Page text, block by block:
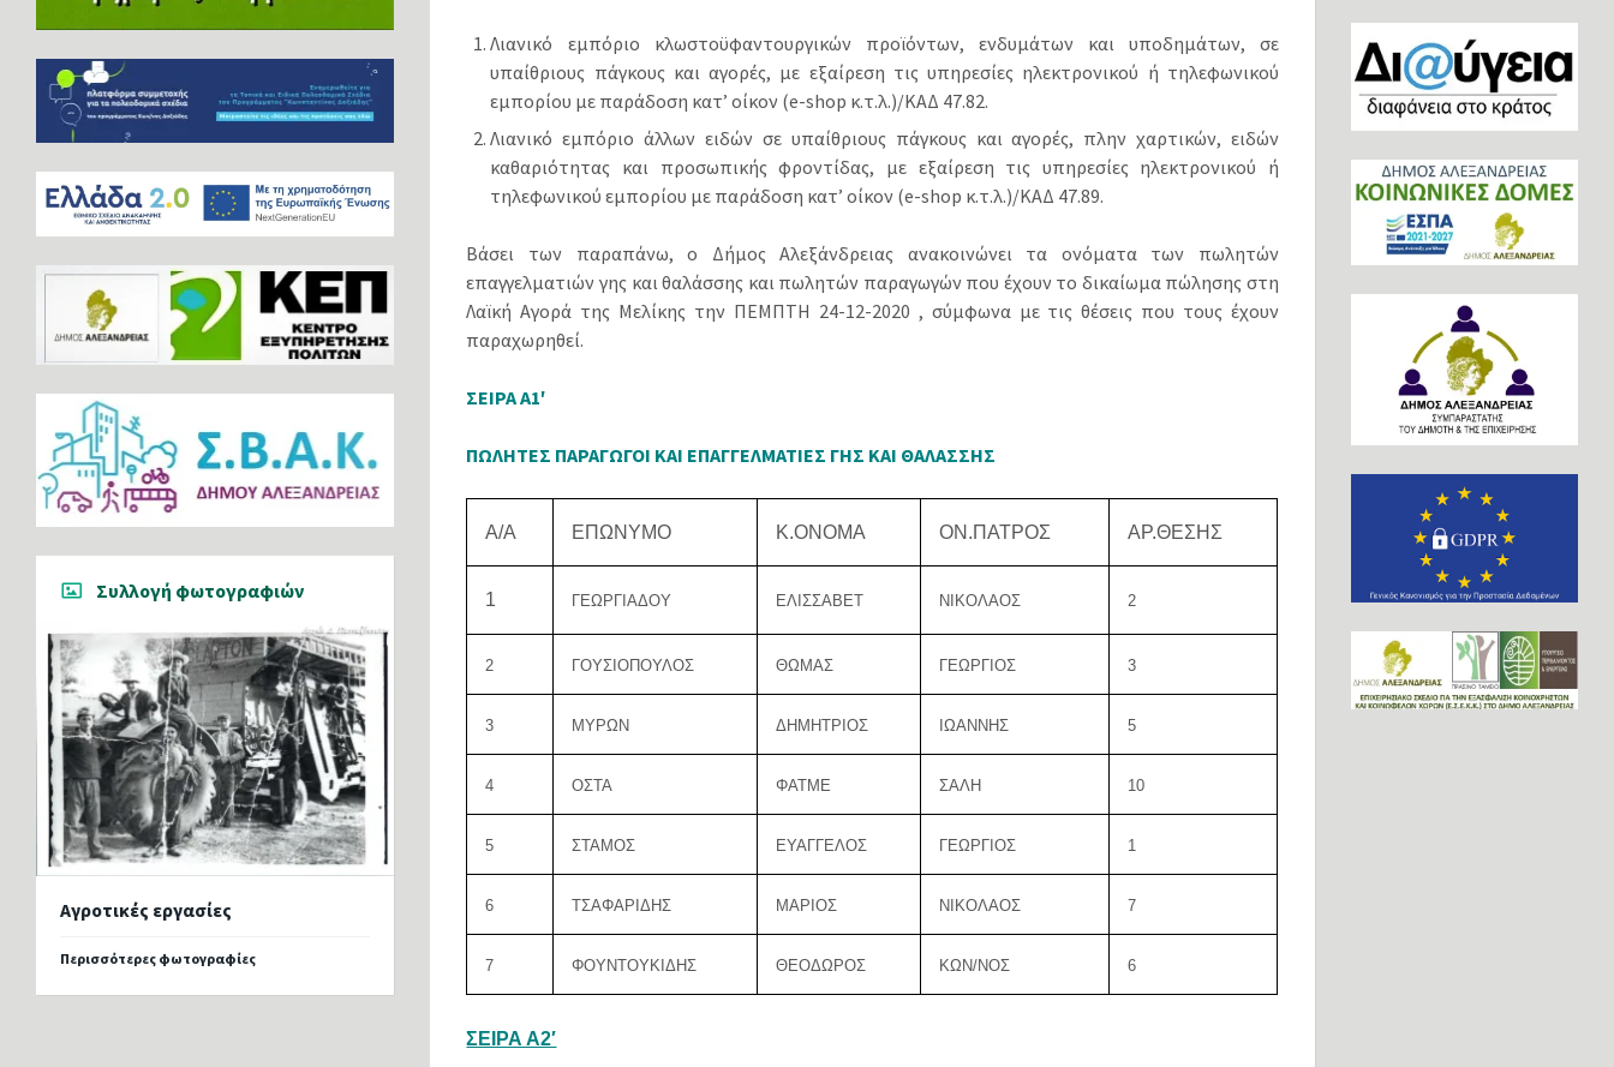
Λιανικό εμπόριο κλωστοϋφαντουργικών προϊόντων, ενδυμάτων και υποδημάτων, σε
υπαίθριους πάγκους και αγορές, με εξαίρεση τις υπηρεσίες ηλεκτρονικού ή τηλεφωνικού
εμπορίου με παράδοση κατ’ οίκον (e-shop κ.τ.λ.)/ΚΑΔ 47.82.
Λιανικό εμπόριο άλλων ειδών σε υπαίθριους πάγκους και αγορές, πλην χαρτικών, ειδών
καθαριότητας και προσωπικής φροντίδας, με εξαίρεση τις υπηρεσίες ηλεκτρονικού ή
τηλεφωνικού εμπορίου με παράδοση κατ’ οίκον (e-shop κ.τ.λ.)/ΚΑΔ 47.89.
Βάσει των παραπάνω, ο Δήμος Αλεξάνδρειας ανακοινώνει τα ονόματα των πωλητών
επαγγελματιών γης και θαλάσσης και πωλητών παραγωγών που έχουν το δικαίωμα πώλησης στη
Λαϊκή Αγορά της Μελίκης την ΠΕΜΠΤΗ 24-12-2020 , σύμφωνα με τις θέσεις που τους έχουν
παραχωρηθεί.
ΣΕΙΡΑ Α1′
ΠΩΛΗΤΕΣ ΠΑΡΑΓΩΓΟΙ ΚΑΙ ΕΠΑΓΓΕΛΜΑΤΙΕΣ ΓΗΣ ΚΑΙ ΘΑΛΑΣΣΗΣ
Α/Α ΕΠΩΝΥΜΟ Κ.ΟΝΟΜΑ ΟΝ.ΠΑΤΡΟΣ ΑΡ.ΘΕΣΗΣ
1 ΓΕΩΡΓΙΑΔΟΥ ΕΛΙΣΣΑΒΕΤ ΝΙΚΟΛΑΟΣ 2
2 ΓΟΥΣΙΟΠΟΥΛΟΣ ΘΩΜΑΣ ΓΕΩΡΓΙΟΣ 3
3 ΜΥΡΩΝ ΔΗΜΗΤΡΙΟΣ ΙΩΑΝΝΗΣ 5
4 ΟΣΤΑ ΦΑΤΜΕ ΣΑΛΗ 10
5 ΣΤΑΜΟΣ ΕΥΑΓΓΕΛΟΣ ΓΕΩΡΓΙΟΣ 1
6 ΤΣΑΦΑΡΙΔΗΣ ΜΑΡΙΟΣ ΝΙΚΟΛΑΟΣ 7
7 ΦΟΥΝΤΟΥΚΙΔΗΣ ΘΕΟΔΩΡΟΣ ΚΩΝ/ΝΟΣ 6
ΣΕΙΡΑ Α2′
Συλλογή φωτογραφιών
Αγροτικές εργασίες
Περισσότερες φωτογραφίες